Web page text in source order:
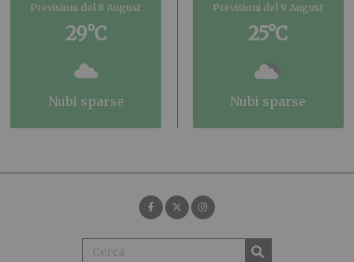
Previsioni del 8 August
29°C
nubi sparse
Previsioni del 9 August
25°C
nubi sparse